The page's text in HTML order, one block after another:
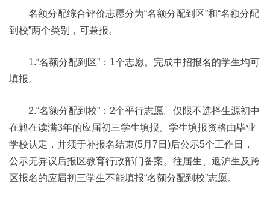
名额分配综合评价志愿分为“名额分配到区”和“名额分配
到校”两个类别，可兼报。
1.“名额分配到区”：1个志愿。完成中招报名的学生均可
填报。
2.“名额分配到校”：2个平行志愿。仅限不选择生源初中
在籍在读满3年的应届初三学生填报。学生填报资格由毕业
学校认定，并须于补报名结束(5月7日)后公示5个工作日，
公示无异议后报区教育行政部门备案。往届生、返沪生及跨
区报名的应届初三学生不能填报“名额分配到校”志愿。